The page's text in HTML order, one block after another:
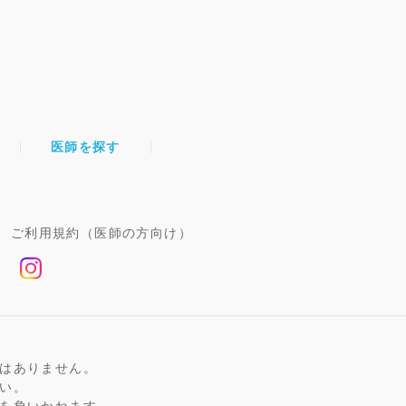
医師を探す
ご利用規約（医師の方向け）
ありません。
。